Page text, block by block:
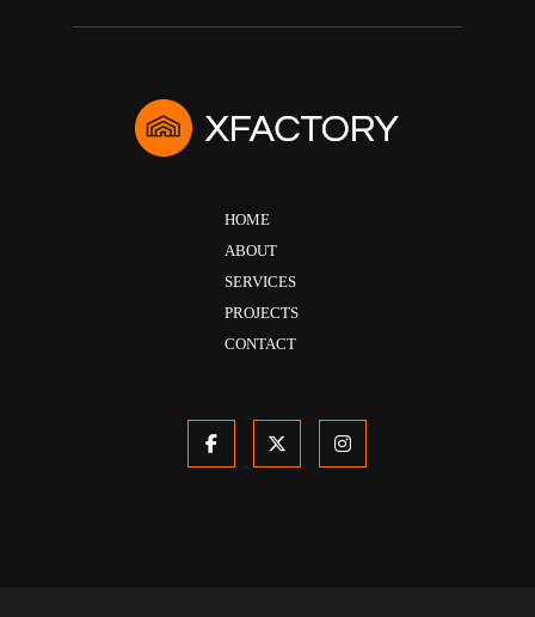
HOME
ABOUT
SERVICES
PROJECTS
CONTACT